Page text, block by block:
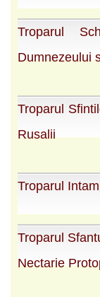
Troparul
Dumnezeului
Troparul
Rusalii
Troparul
Troparul
Nectarie